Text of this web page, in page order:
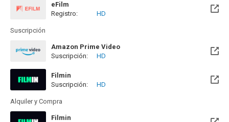
eFilm
Registro:
HD
Suscripción
Amazon Prime Video
Suscripción:
HD
Filmin
Disponible hasta el Lun, 01 Feb 2027 (Quedan 5 meses)
Suscripción: HD
Alquiler y Compra
Filmin